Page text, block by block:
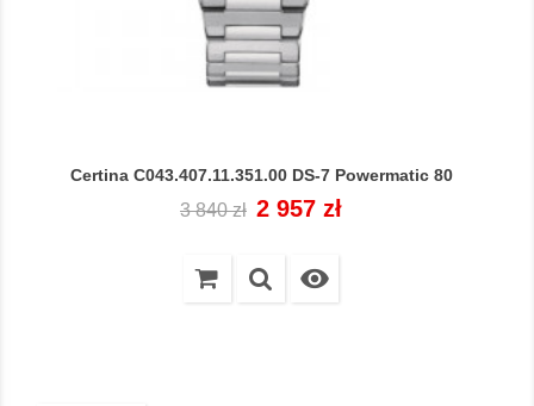
Certina C043.407.11.351.00 DS-7 Powermatic 80
Cena
3 840 zł Cena
2 957 zł
